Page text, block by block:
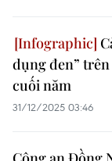
dụng đen”
cuối năm
31/12/2025 03:46